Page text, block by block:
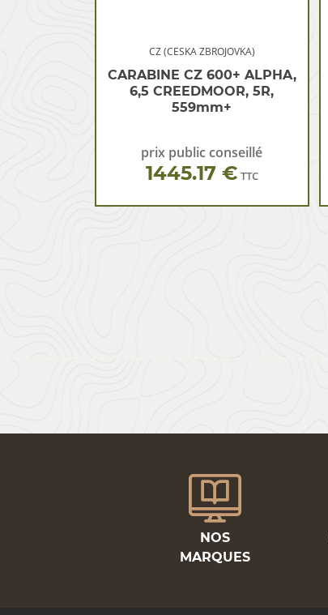
CZ (CESKA ZBROJOVKA)
CARABINE CZ 600+ ALPHA,
6,5 CREEDMOOR, 5R,
559mm+
prix public conseillé
1445.17 € TTC
NOS
MARQUES